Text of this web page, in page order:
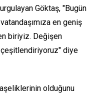
Göktaş, "Bugün
en geniş
biriyiz. Değişen
diye
olduğunu